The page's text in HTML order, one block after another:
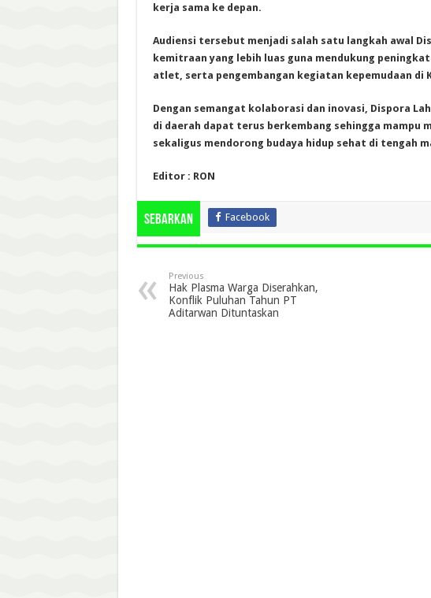
kerja sama ke depan.
Audiensi tersebut menjadi salah satu langkah awal
kemitraan yang lebih luas guna mendukung
atlet, serta pengembangan kegiatan kepemudaan di
Dengan semangat kolaborasi dan inovasi, Dispora
di daerah dapat terus berkembang sehingga
sekaligus mendorong budaya hidup sehat di tengah
Editor : RON
Sebarkan Facebook
Previous
Hak Plasma Warga Diserahkan,
Konflik Puluhan Tahun PT
Aditarwan Dituntaskan